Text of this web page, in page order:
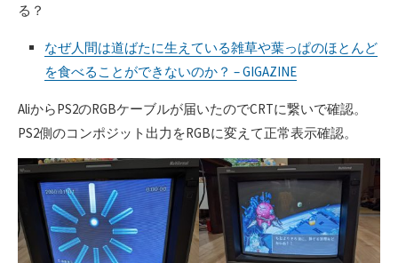
る？
なぜ人間は道ばたに生えている雑草や葉っぱのほとんど
を食べることができないのか？ – GIGAZINE
AliからPS2のRGBケーブルが届いたのでCRTに繋いで確認。
PS2側のコンポジット出力をRGBに変えて正常表示確認。